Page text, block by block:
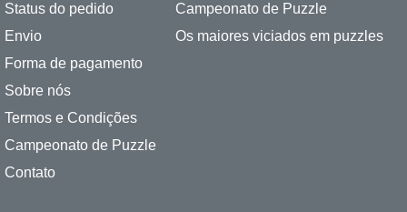
Status do pedido
Envio
Forma de pagamento
Sobre nós
Termos e Condições
Campeonato de Puzzle
Contato
Campeonato de Puzzle
Os maiores viciados em puzzles